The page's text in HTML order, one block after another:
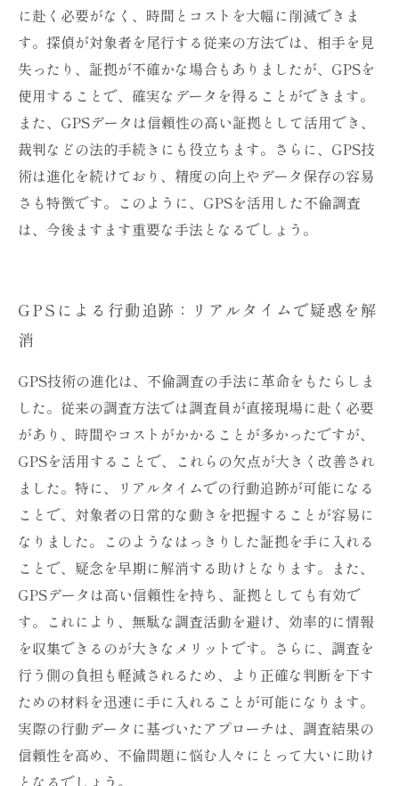
に赴く必要がなく、時間とコストを大幅に削減できま
す。探偵が対象者を尾行する従来の方法では、相手を見
失ったり、証拠が不確かな場合もありましたが、GPSを
使用することで、確実なデータを得ることができます。
また、GPSデータは信頼性の高い証拠として活用でき、
裁判などの法的手続きにも役立ちます。さらに、GPS技
術は進化を続けており、精度の向上やデータ保存の容易
さも特徴です。このように、GPSを活用した不倫調査
は、今後ますます重要な手法となるでしょう。
GPSによる行動追跡：リアルタイムで疑惑を解
消
GPS技術の進化は、不倫調査の手法に革命をもたらしま
した。従来の調査方法では調査員が直接現場に赴く必要
があり、時間やコストがかかることが多かったですが、
GPSを活用することで、これらの欠点が大きく改善され
ました。特に、リアルタイムでの行動追跡が可能になる
ことで、対象者の日常的な動きを把握することが容易に
なりました。このようなはっきりした証拠を手に入れる
ことで、疑念を早期に解消する助けとなります。また、
GPSデータは高い信頼性を持ち、証拠としても有効で
す。これにより、無駄な調査活動を避け、効率的に情報
を収集できるのが大きなメリットです。さらに、調査を
行う側の負担も軽減されるため、より正確な判断を下す
ための材料を迅速に手に入れることが可能になります。
実際の行動データに基づいたアプローチは、調査結果の
信頼性を高め、不倫問題に悩む人々にとって大いに助け
となるでしょう。